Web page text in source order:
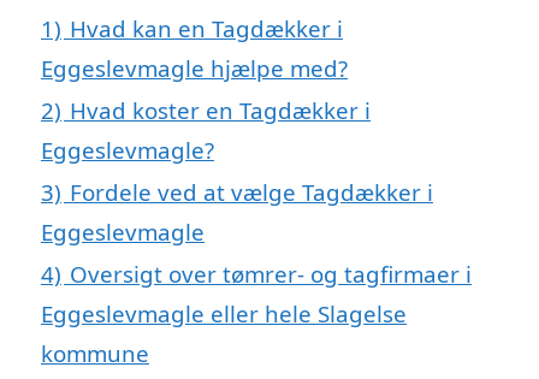
1) Hvad kan en Tagdækker i
Eggeslevmagle hjælpe med?
2) Hvad koster en Tagdækker i
Eggeslevmagle?
3) Fordele ved at vælge Tagdækker i
Eggeslevmagle
4) Oversigt over tømrer- og tagfirmaer i
Eggeslevmagle eller hele Slagelse
kommune